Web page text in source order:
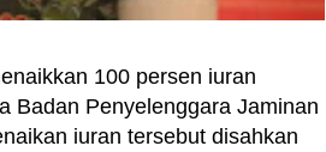
100 persen iuran
Badan Penyelenggara Jaminan
iuran tersebut disahkan